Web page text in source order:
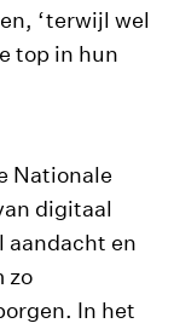
‘terwijl wel
top in hun
Nationale
digitaal
aandacht en
zo
In het